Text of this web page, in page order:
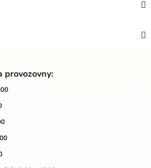
provozovny: